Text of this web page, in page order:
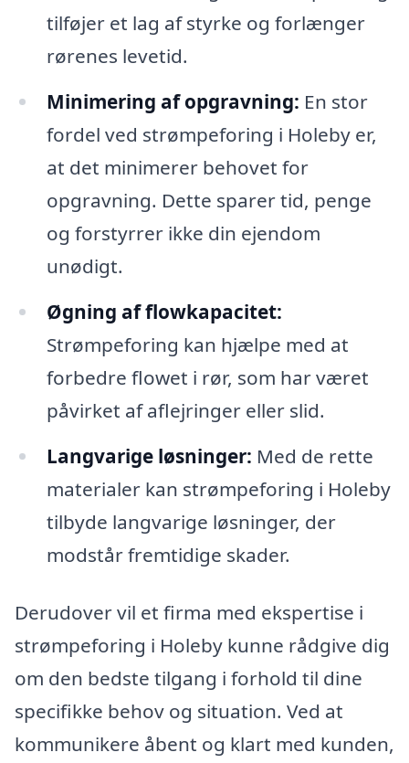
tilføjer et lag af styrke og forlænger
rørenes levetid.
Minimering af opgravning: En stor
fordel ved strømpeforing i Holeby er,
at det minimerer behovet for
opgravning. Dette sparer tid, penge
og forstyrrer ikke din ejendom
unødigt.
Øgning af flowkapacitet:
Strømpeforing kan hjælpe med at
forbedre flowet i rør, som har været
påvirket af aflejringer eller slid.
Langvarige løsninger: Med de rette
materialer kan strømpeforing i Holeby
tilbyde langvarige løsninger, der
modstår fremtidige skader.
Derudover vil et firma med ekspertise i
strømpeforing i Holeby kunne rådgive dig
om den bedste tilgang i forhold til dine
specifikke behov og situation. Ved at
kommunikere åbent og klart med kunden,